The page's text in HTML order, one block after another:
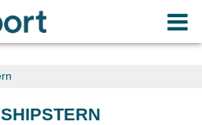
SHIPSTERN